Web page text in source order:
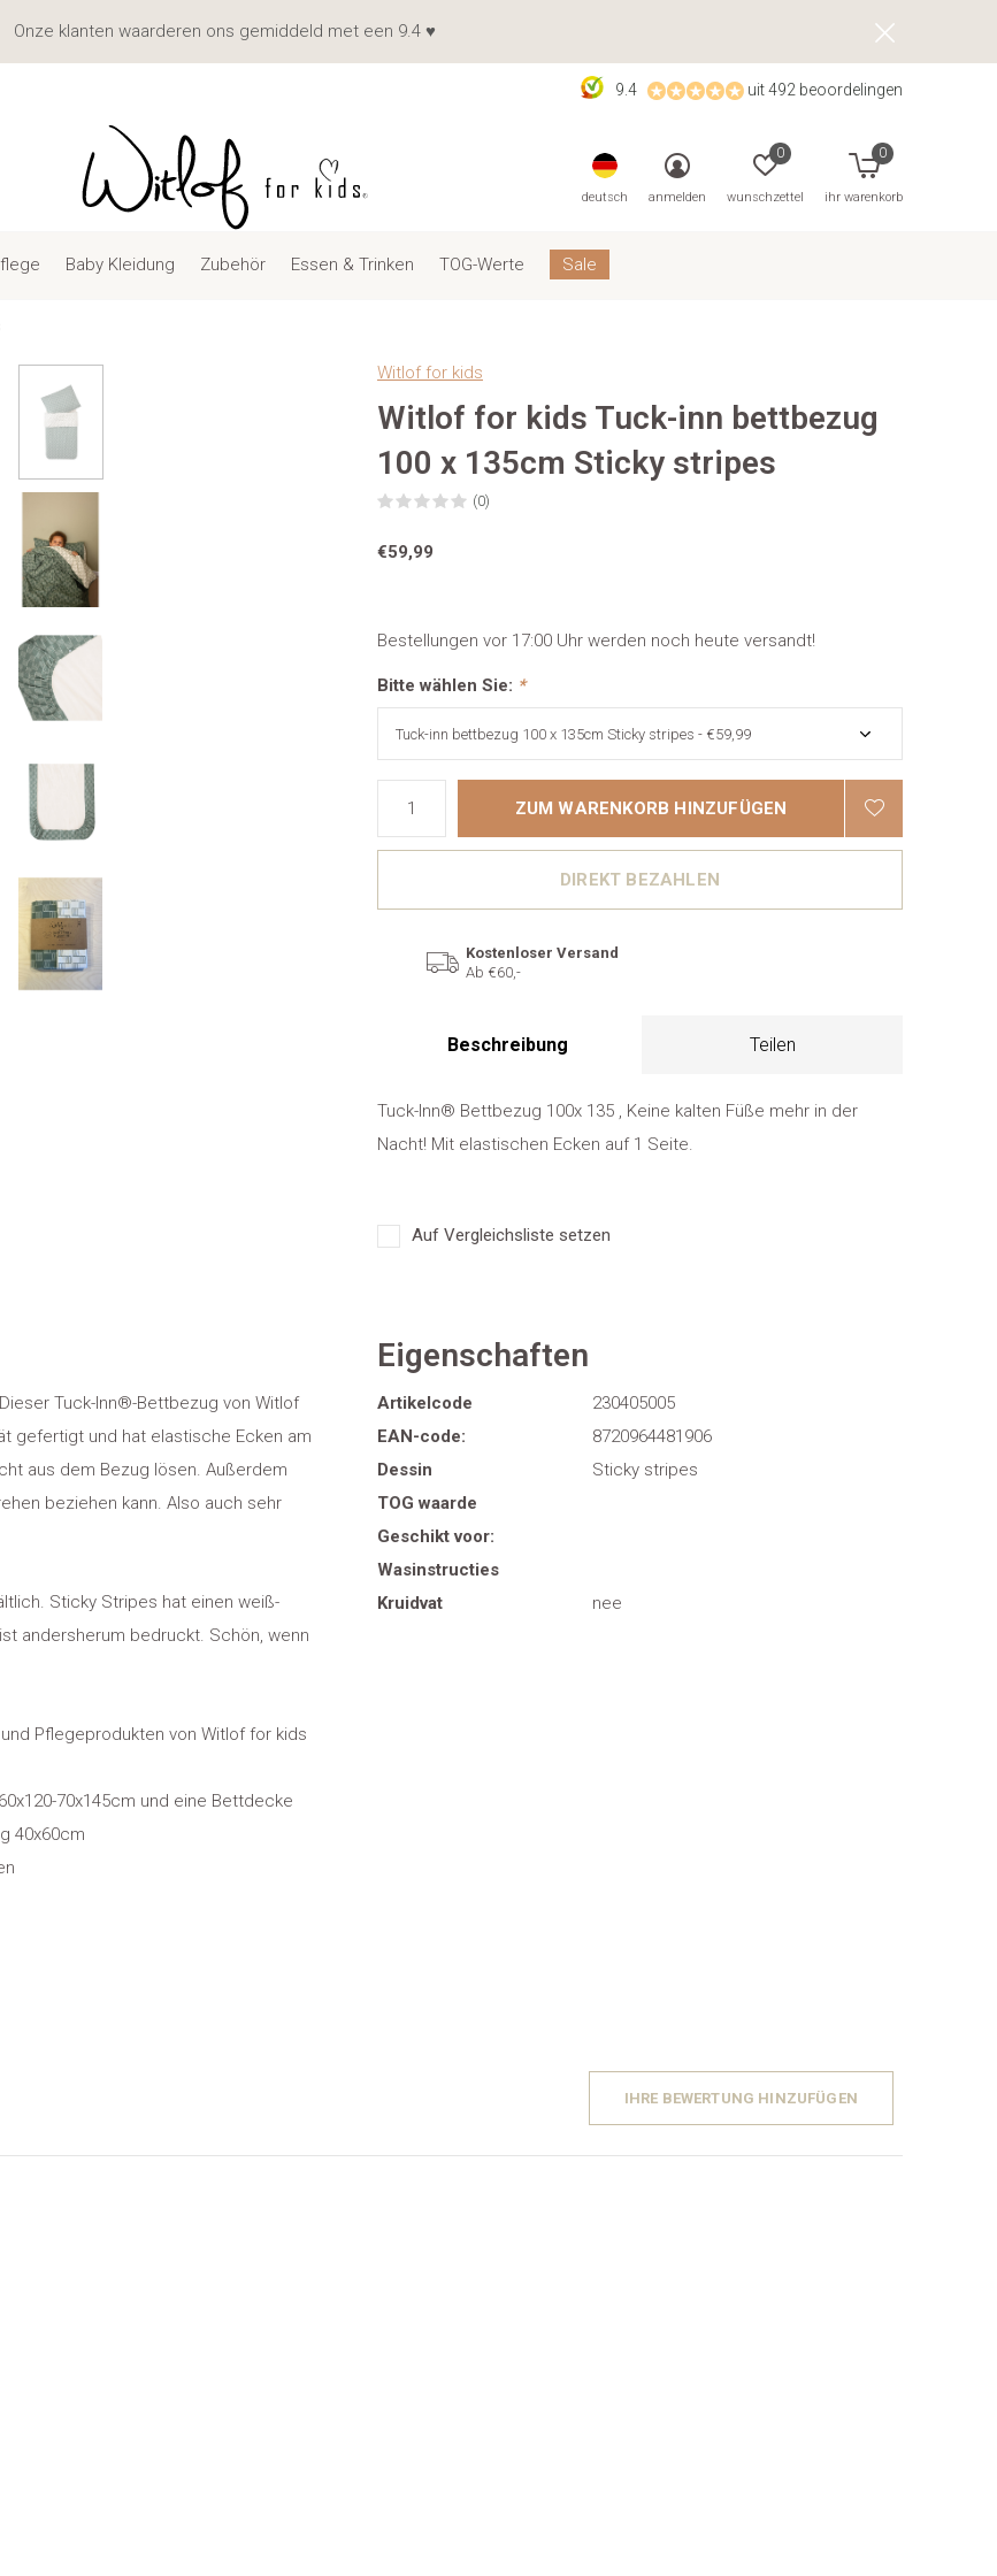
Baby Kleidung Zubehör Essen & Trinken TOG-Werte Sale
deutsch anmelden wunschzettel
0
ihr warenkorb
0
9.4 uit 492 beoordelingen
Onze klanten waarderen ons gemiddeld met een 9.4 ♥
Witlof for kids
Witlof for kids Tuck-inn bettbezug
100 x 135cm Sticky stripes
(0)
€59,99
Bestellungen vor 17:00 Uhr werden noch heute versandt!
Bitte wählen Sie: *
ZUM WARENKORB HINZUFÜGEN
DIREKT BEZAHLEN
Kostenloser Versand
Ab €60,-
Beschreibung Teilen
Tuck-Inn® Bettbezug 100x 135 , Keine kalten Füße mehr in der
Nacht! Mit elastischen Ecken auf 1 Seite.
Auf Vergleichsliste setzen
Tuck-Inn®-Bettbezug von Witlof
gefertigt und hat elastische Ecken am
aus dem Bezug lösen. Außerdem
beziehen kann. Also auch sehr
Sticky Stripes hat einen weiß-
andersherum bedruckt. Schön, wenn
Pflegeprodukten von Witlof for kids
70x145cm und eine Bettdecke
40x60cm
Eigenschaften
Artikelcode
230405005
EAN-code:
8720964481906
Dessin
Sticky stripes
TOG waarde
Geschikt voor:
Wasinstructies
Kruidvat
nee
IHRE BEWERTUNG HINZUFÜGEN